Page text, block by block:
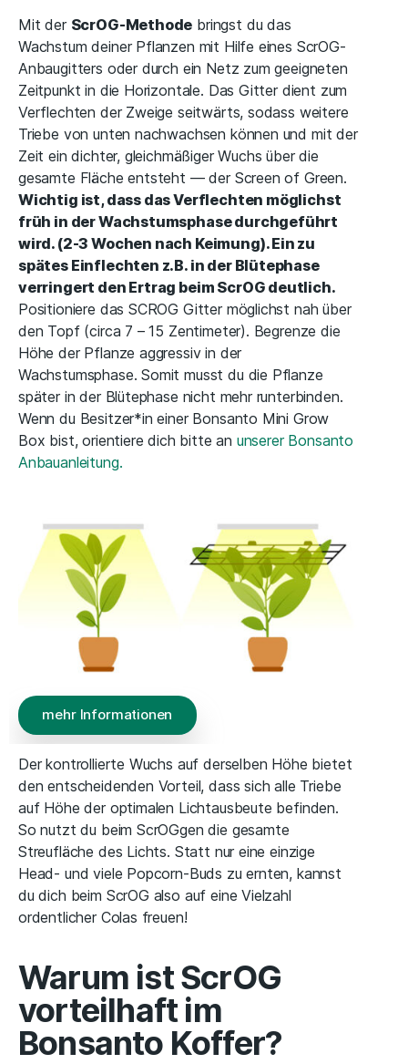
Mit der ScrOG-Methode bringst du das
Wachstum deiner Pflanzen mit Hilfe eines ScrOG-
Anbaugitters oder durch ein Netz zum geeigneten
Zeitpunkt in die Horizontale. Das Gitter dient zum
Verflechten der Zweige seitwärts, sodass weitere
Triebe von unten nachwachsen können und mit der
Zeit ein dichter, gleichmäßiger Wuchs über die
gesamte Fläche entsteht — der Screen of Green.
Wichtig ist, dass das Verflechten möglichst
früh in der Wachstumsphase durchgeführt
wird. (2-3 Wochen nach Keimung). Ein zu
spätes Einflechten z.B. in der Blütephase
verringert den Ertrag beim ScrOG deutlich.
Positioniere das SCROG Gitter möglichst nah über
den Topf (circa 7 – 15 Zentimeter). Begrenze die
Höhe der Pflanze aggressiv in der
Wachstumsphase. Somit musst du die Pflanze
später in der Blütephase nicht mehr runterbinden.
Wenn du Besitzer*in einer Bonsanto Mini Grow
Box bist, orientiere dich bitte an unserer Bonsanto
Anbauanleitung.
mehr Informationen
Der kontrollierte Wuchs auf derselben Höhe bietet
den entscheidenden Vorteil, dass sich alle Triebe
auf Höhe der optimalen Lichtausbeute befinden.
So nutzt du beim ScrOGgen die gesamte
Streufläche des Lichts. Statt nur eine einzige
Head- und viele Popcorn-Buds zu ernten, kannst
du dich beim ScrOG also auf eine Vielzahl
ordentlicher Colas freuen!
Warum ist ScrOG
vorteilhaft im
Bonsanto Koffer?